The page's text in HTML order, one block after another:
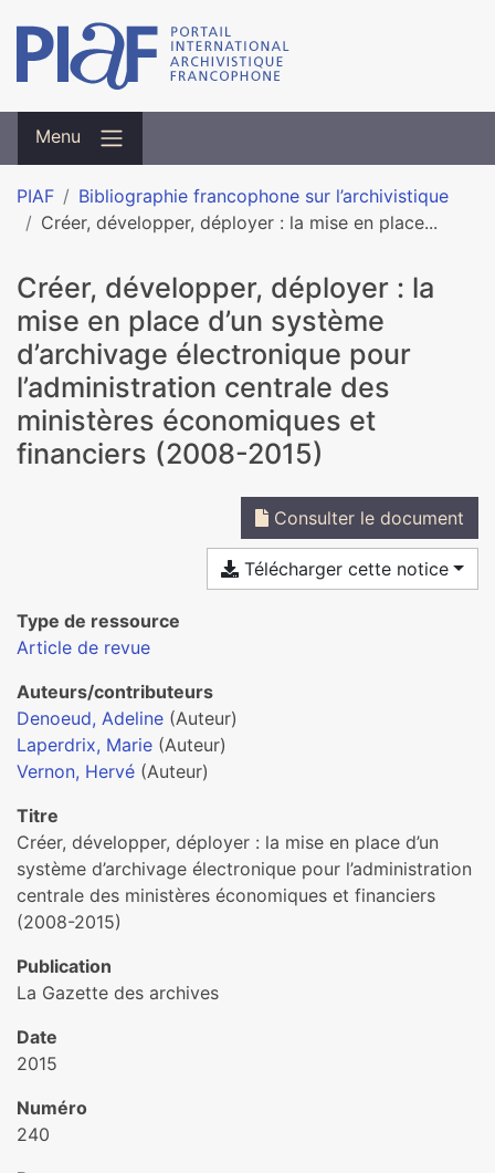
Menu
PIAF
Bibliographie francophone sur l’archivistique
Créer, développer, déployer : la mise en place...
Créer, développer, déployer : la
mise en place d’un système
d’archivage électronique pour
l’administration centrale des
ministères économiques et
financiers (2008-2015)
Consulter le document
Télécharger cette notice
Type de ressource
Article de revue
Auteurs/contributeurs
Denoeud, Adeline (Auteur)
Laperdrix, Marie (Auteur)
Vernon, Hervé (Auteur)
Titre
Créer, développer, déployer : la mise en place d’un
système d’archivage électronique pour l’administration
centrale des ministères économiques et financiers
(2008-2015)
Publication
La Gazette des archives
Date
2015
Numéro
240